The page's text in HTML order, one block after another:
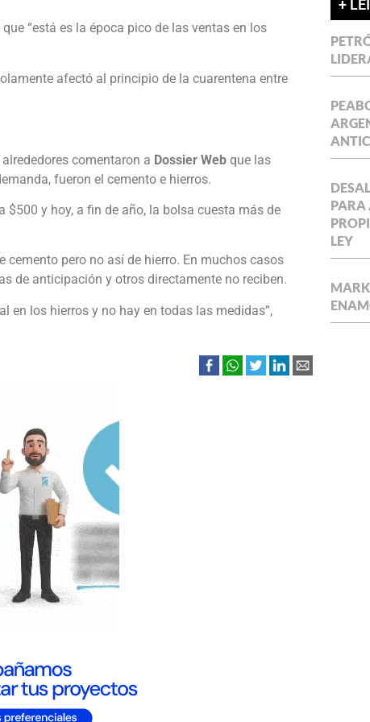
“está es la época pico de las ventas en los
afectó al principio de la cuarentena entre
comentaron a Dossier Web que las
fueron el cemento e hierros.
$500 y hoy, a fin de año, la bolsa cuesta más de
pero no así de hierro. En muchos casos
de anticipación y otros directamente no reciben.
en los hierros y no hay en todas las medidas”,
+
PARA
LEY